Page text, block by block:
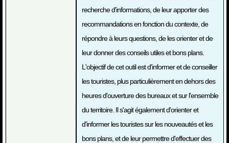
recherche d'informations, de leur apporter des
recommandations en fonction du contexte, de
répondre à leurs questions, de les orienter et de
leur donner des conseils utiles et bons plans.
L'objectif de cet outil est d'informer et de conseiller
les touristes, plus particulièrement en dehors des
heures d'ouverture des bureaux et sur l'ensemble
du territoire. Il s'agit également d'orienter et
d'informer les touristes sur les nouveautés et les
bons plans, et de leur permettre d'effectuer des